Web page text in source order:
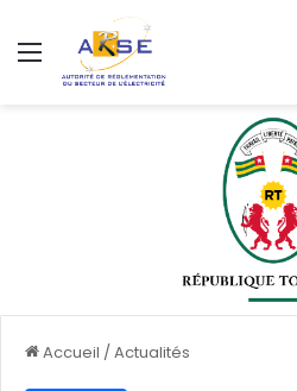
Menu
Accueil /Actualités